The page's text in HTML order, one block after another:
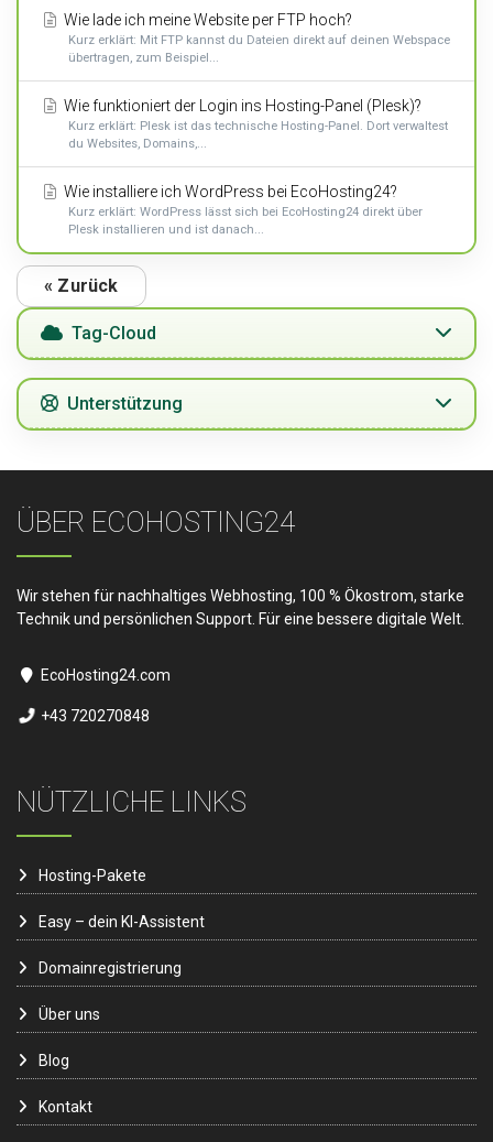
Wie lade ich meine Website per FTP hoch?
Kurz erklärt: Mit FTP kannst du Dateien direkt auf deinen Webspace
übertragen, zum Beispiel...
Wie funktioniert der Login ins Hosting-Panel (Plesk)?
Kurz erklärt: Plesk ist das technische Hosting-Panel. Dort verwaltest
du Websites, Domains,...
Wie installiere ich WordPress bei EcoHosting24?
Kurz erklärt: WordPress lässt sich bei EcoHosting24 direkt über
Plesk installieren und ist danach...
« Zurück
Tag-Cloud
Unterstützung
ÜBER ECOHOSTING24
Wir stehen für nachhaltiges Webhosting, 100 % Ökostrom, starke
Technik und persönlichen Support. Für eine bessere digitale Welt.
EcoHosting24.com
+43 720270848
NÜTZLICHE LINKS
Hosting-Pakete
Easy – dein KI-Assistent
Domainregistrierung
Über uns
Blog
Kontakt